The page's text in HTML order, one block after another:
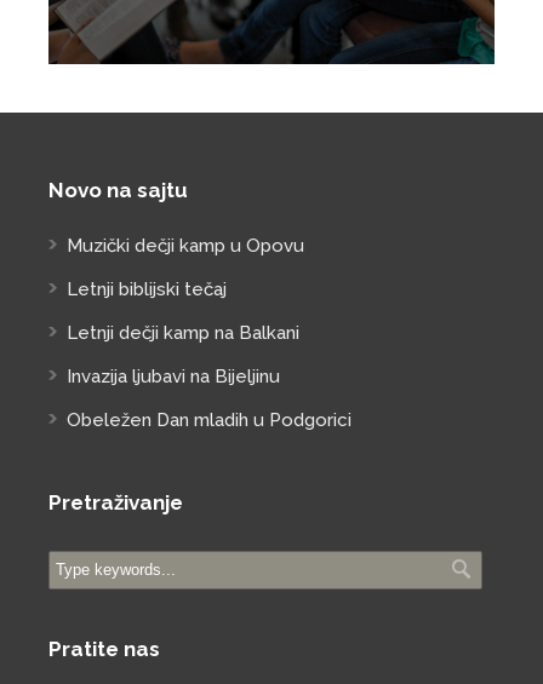
Novo na sajtu
Muzički dečji kamp u Opovu
Letnji biblijski tečaj
Letnji dečji kamp na Balkani
Invazija ljubavi na Bijeljinu
Obeležen Dan mladih u Podgorici
Pretraživanje
Pratite nas